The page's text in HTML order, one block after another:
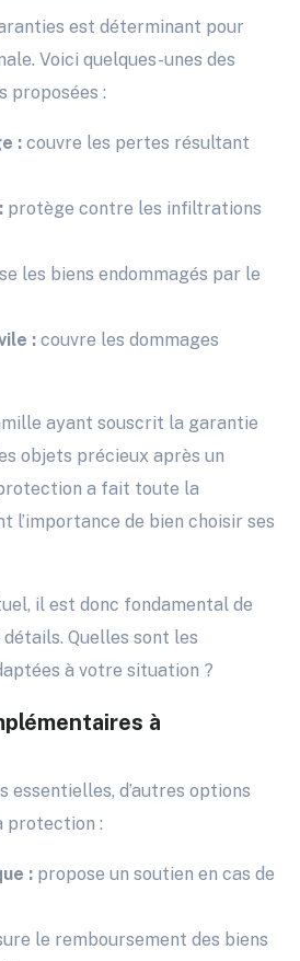
est déterminant pour
Voici quelques-unes des
proposées :
: couvre les pertes résultant
protège contre les infiltrations
les biens endommagés par le
: couvre les dommages
ayant souscrit la garantie
objets précieux après un
a fait toute la
l’importance de bien choisir ses
il est donc fondamental de
Quelles sont les
à votre situation ?
à
essentielles, d’autres options
protection :
: propose un soutien en cas de
le remboursement des biens